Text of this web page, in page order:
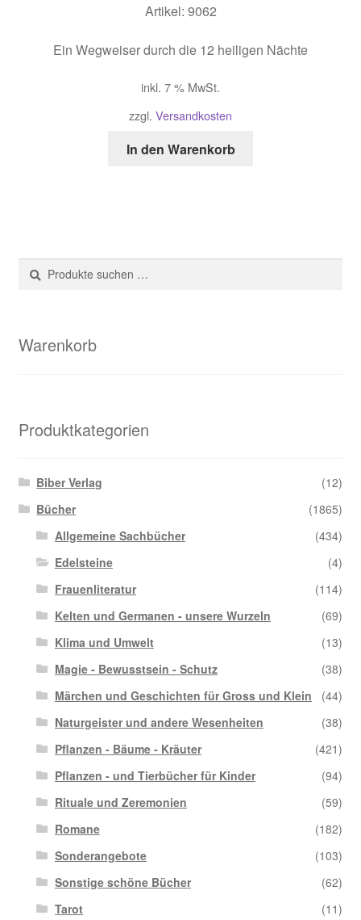
Artikel: 9062
Ein Wegweiser durch die 12 heiligen Nächte
inkl. 7 % MwSt.
zzgl. Versandkosten
In den Warenkorb
Suche
nach:
Suchen
Warenkorb
Produktkategorien
Biber Verlag
(12)
Bücher
(1865)
Allgemeine Sachbücher
(434)
Edelsteine
(4)
Frauenliteratur
(114)
Kelten und Germanen - unsere Wurzeln
(69)
Klima und Umwelt
(13)
Magie - Bewusstsein - Schutz
(38)
Märchen und Geschichten für Gross und Klein
(44)
Naturgeister und andere Wesenheiten
(38)
Pflanzen - Bäume - Kräuter
(421)
Pflanzen - und Tierbücher für Kinder
(94)
Rituale und Zeremonien
(59)
Romane
(182)
Sonderangebote
(103)
Sonstige schöne Bücher
(62)
Tarot
(11)